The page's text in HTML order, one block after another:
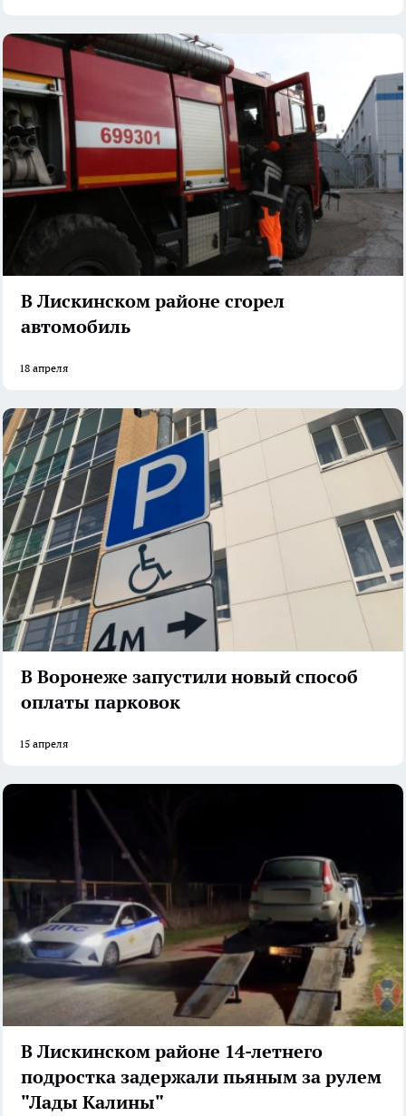
В Лискинском районе сгорел
автомобиль
18 апреля
В Воронеже запустили новый способ
оплаты парковок
15 апреля
В Лискинском районе 14-летнего
подростка задержали пьяным за рулем
"Лады Калины"